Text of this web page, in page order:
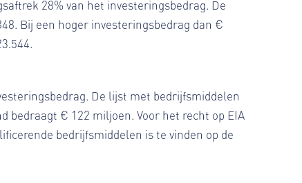
28% van het investeringsbedrag. De
Bij een hoger investeringsbedrag dan €
De lijst met bedrijfsmiddelen
bedraagt € 122 miljoen. Voor het recht op EIA
bedrijfsmiddelen is te vinden op de